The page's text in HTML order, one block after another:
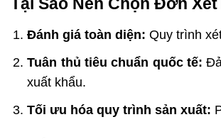
Tại Sao Nên Chọn Đơn
Đánh giá toàn diện: Quy trình
Tuân thủ tiêu chuẩn quốc tế:
xuất khẩu.
Tối ưu hóa quy trình sản xuất: